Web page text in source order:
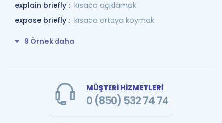
explain briefly : kısaca açıklamak
expose briefly : kısaca ortaya koymak
9 Örnek daha
MÜŞTERİ HİZMETLERİ
0 (850) 532 74 74